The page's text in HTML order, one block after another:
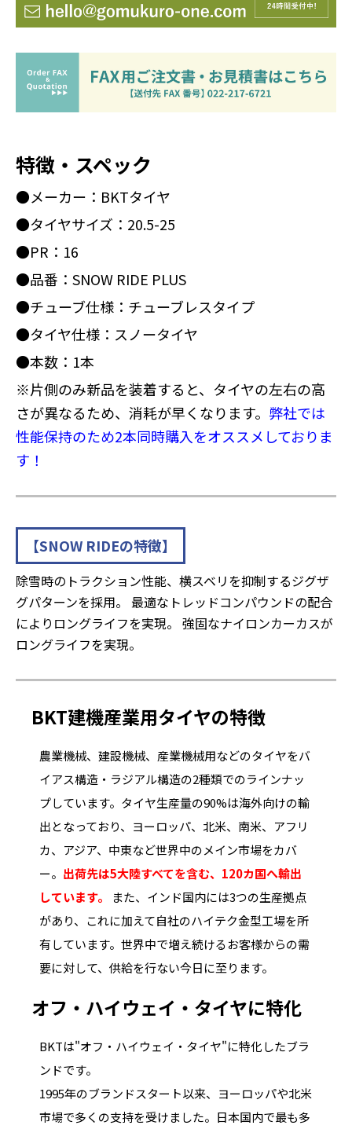
特徴・スペック
●メーカー：BKTタイヤ
●タイヤサイズ：20.5-25
●PR：16
●品番：SNOW RIDE PLUS
●チューブ仕様：チューブレスタイプ
●タイヤ仕様：スノータイヤ
●本数：1本
※片側のみ新品を装着すると、タイヤの左右の高
さが異なるため、消耗が早くなります。 弊社では
性能保持のため2本同時購入をオススメしておりま
す！
【SNOW RIDEの特徴】
除雪時のトラクション性能、横スベリを抑制するジグザ
グパターンを採用。 最適なトレッドコンパウンドの配合
によりロングライフを実現。 強固なナイロンカーカスが
ロングライフを実現。
BKT建機産業用タイヤの特徴
農業機械、建設機械、産業機械用などのタイヤをバ
イアス構造・ラジアル構造の2種類でのラインナッ
プしています。タイヤ生産量の90%は海外向けの輸
出となっており、ヨーロッパ、北米、南米、アフリ
カ、アジア、中東など世界中のメイン市場をカバ
ー。 出荷先は5大陸すべてを含む、120カ国へ輸出
しています。
また、インド国内には3つの生産拠点
があり、これに加えて自社のハイテク金型工場を所
有しています。世界中で増え続けるお客様からの需
要に対して、供給を行ない今日に至ります。
オフ・ハイウェイ・タイヤに特化
BKTは"オフ・ハイウェイ・タイヤ"に特化したブラ
ンドです。
1995年のブランドスタート以来、ヨーロッパや北米
市場で多くの支持を受けました。日本国内で最も多